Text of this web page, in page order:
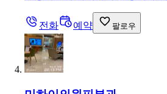
전화 예약 팔로우